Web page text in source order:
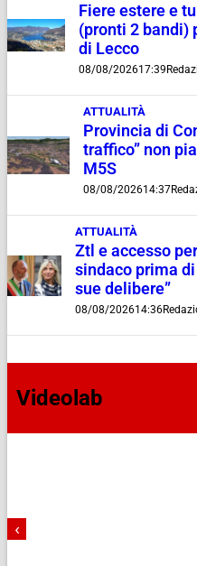
Fiere estere e
(pronti 2 bandi)
di Lecco
08/08/202617:39
ATTUALITÀ
Provincia di
traffico” non
M5S
08/08/202614:37
ATTUALITÀ
Ztl e accesso
sindaco prima
sue delibere”
08/08/202614:36
Videolab
‹